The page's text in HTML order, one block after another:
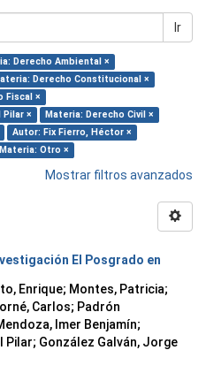
Ir
Derecho Ambiental ×
Derecho Constitucional ×
Fiscal ×
×
Materia: Derecho Civil ×
Autor: Fix Fierro, Héctor ×
Materia: Otro ×
Mostrar filtros avanzados
El Posgrado en
Enrique; Montes, Patricia;
Carlos; Padrón
Imer Benjamín;
Pilar; González Galván, Jorge